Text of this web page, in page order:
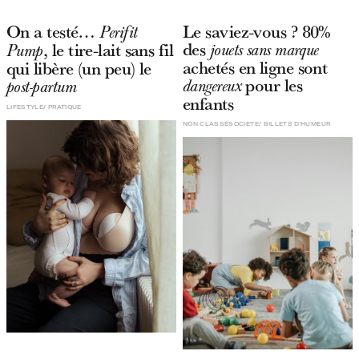
On a testé…Perifit
Pump, le tire-lait sans fil
qui libère (un peu) le
post-partum
LIFESTYLE PRATIQUE
Le saviez-vous ? 80%
des jouets sans marque
achetés en ligne sont
dangereuxpour les
enfants
BILLETS D'HUMEUR
NON CLASSÉSOCIETE